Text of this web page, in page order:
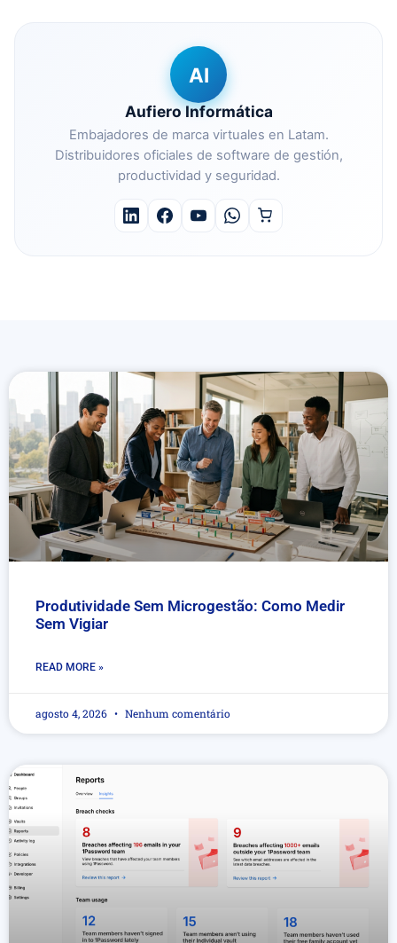
AI
Aufiero Informática
Embajadores de marca virtuales en Latam.
Distribuidores oficiales de software de gestión,
productividad y seguridad.
Produtividade Sem Microgestão: Como Medir
Sem Vigiar
READ MORE »
agosto 4, 2026 Nenhum comentário